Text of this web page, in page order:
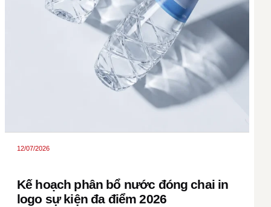
12/07/2026
Kế hoạch phân bổ nước đóng chai in
logo sự kiện đa điểm 2026